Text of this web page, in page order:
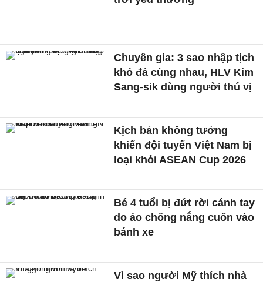
Chuyên gia: 3 sao nhập tịch
khó đá cùng nhau, HLV Kim
Sang-sik dùng người thú vị
Kịch bản không tưởng
khiến đội tuyển Việt Nam bị
loại khỏi ASEAN Cup 2026
Bé 4 tuổi bị đứt rời cánh tay
do áo chống nắng cuốn vào
bánh xe
Vì sao người Mỹ thích nhà